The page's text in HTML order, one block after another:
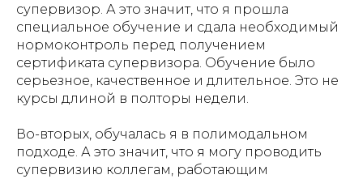
супервизор. А это значит, что я прошла
специальное обучение и сдала необходимый
нормоконтроль перед получением
сертификата супервизора. Обучение было
серьезное, качественное и длительное. Это не
курсы длиной в полторы недели.
Во-вторых, обучалась я в полимодальном
подходе. А это значит, что я могу проводить
супервизию коллегам, работающим